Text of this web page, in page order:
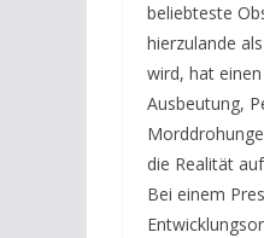
beliebteste
hierzulande
wird, hat
Ausbeutung,
die Realität
Bei einem